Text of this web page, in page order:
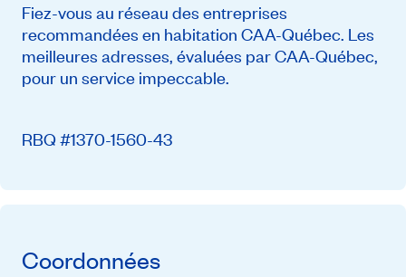
Fiez-vous au réseau des entreprises
recommandées en habitation CAA-Québec. Les
meilleures adresses, évaluées par CAA-Québec,
pour un service impeccable.
RBQ #1370-1560-43
Coordonnées